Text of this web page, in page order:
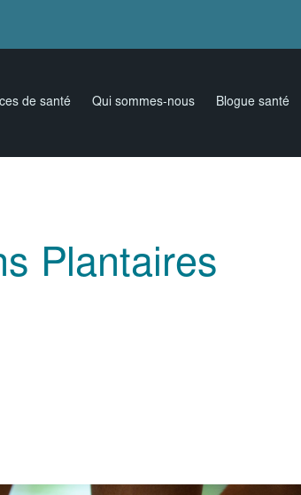
de santé Qui sommes-nous Blogue santé
Plantaires